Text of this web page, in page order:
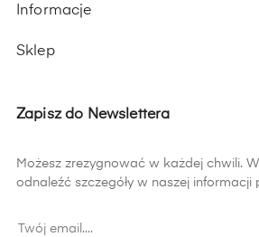
Informacje
Sklep
Zapisz do Newslettera
Możesz zrezygnować w każdej chwili.
odnaleźć szczegóły w naszej informacji